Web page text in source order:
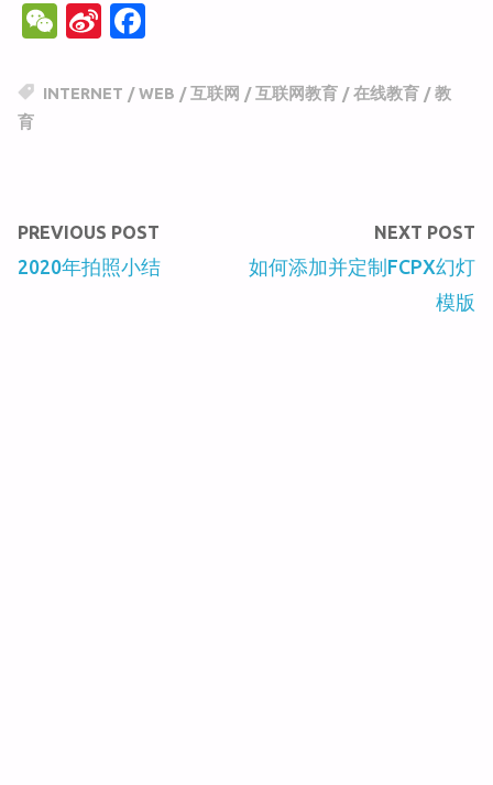
W
C
Si
a
o
c
o
k
INTERNET /WEB /互联网 /互联网教育 /在线教育 /教
育
PREVIOUS POST
2020年拍照小结
NEXT POST
如何添加并定制FCPX幻灯
模版